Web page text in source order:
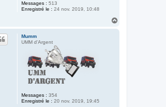
Messages : 513
Enregistré le : 24 nov. 2019, 10:48
Mumm
UMM d'Argent
Messages : 354
Enregistré le : 20 nov. 2019, 19:45